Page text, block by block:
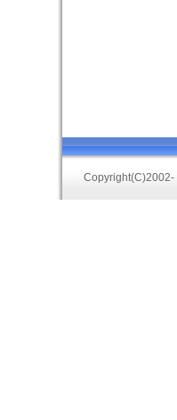
Copyright(C)2002-